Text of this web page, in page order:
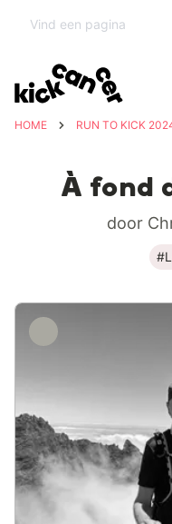
HOME RUN TO KICK
À fond
door